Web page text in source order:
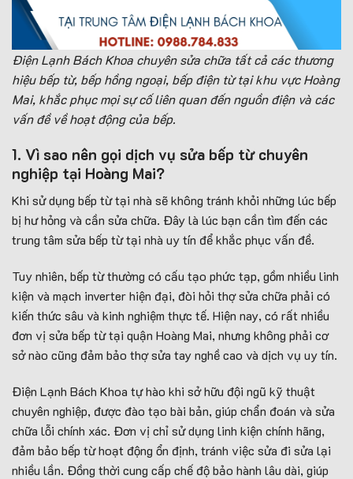
Điện Lạnh Bách Khoa chuyên sửa chữa tất cả các thương
hiệu bếp từ, bếp hồng ngoại, bếp điện từ tại khu vực Hoàng
Mai, khắc phục mọi sự cố liên quan đến nguồn điện và các
vấn đề về hoạt động của bếp.
1. Vì sao nên gọi dịch vụ sửa bếp từ chuyên
nghiệp tại Hoàng Mai?
Khi sử dụng bếp từ tại nhà sẽ không tránh khỏi những lúc bếp
bị hư hỏng và cần sửa chữa. Đây là lúc bạn cần tìm đến các
trung tâm sửa bếp từ tại nhà uy tín để khắc phục vấn đề.
Tuy nhiên, bếp từ thường có cấu tạo phức tạp, gồm nhiều linh
kiện và mạch inverter hiện đại, đòi hỏi thợ sửa chữa phải có
kiến thức sâu và kinh nghiệm thực tế. Hiện nay, có rất nhiều
đơn vị sửa bếp từ tại quận Hoàng Mai, nhưng không phải cơ
sở nào cũng đảm bảo thợ sửa tay nghề cao và dịch vụ uy tín.
Điện Lạnh Bách Khoa tự hào khi sở hữu đội ngũ kỹ thuật
chuyên nghiệp, được đào tạo bài bản, giúp chẩn đoán và sửa
chữa lỗi chính xác. Đơn vị chỉ sử dụng linh kiện chính hãng,
đảm bảo bếp từ hoạt động ổn định, tránh việc sửa đi sửa lại
nhiều lần. Đồng thời cung cấp chế độ bảo hành lâu dài, giúp